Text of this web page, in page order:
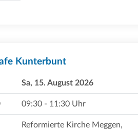
Kunterbunt
Sa, 15. August 2026
09:30 - 11:30 Uhr
Reformierte Kirche Meggen,